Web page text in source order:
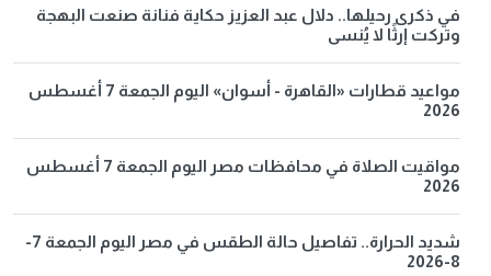
في ذكرى رحيلها.. دلال عبد العزيز حكاية فنانة صنعت البهجة
وتركت إرثًا لا يُنسى
مواعيد قطارات «القاهرة - أسوان» اليوم الجمعة 7 أغسطس
2026
مواقيت الصلاة في محافظات مصر اليوم الجمعة 7 أغسطس
2026
شديد الحرارة.. تفاصيل حالة الطقس في مصر اليوم الجمعة 7-
8-2026